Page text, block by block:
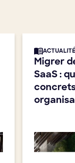
Migrer
SaaS :